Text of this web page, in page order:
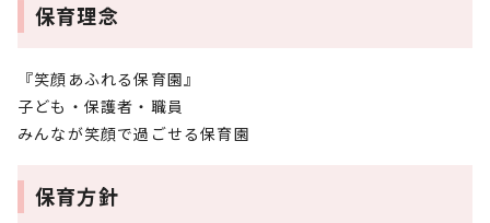
保育理念
『笑顔あふれる保育園』
子ども・保護者・職員
みんなが笑顔で過ごせる保育園
保育方針